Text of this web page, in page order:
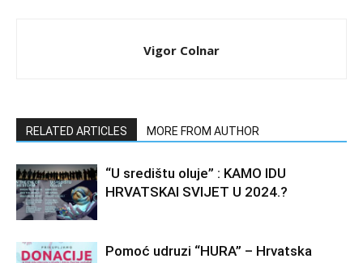
Vigor Colnar
RELATED ARTICLES MORE FROM AUTHOR
“U središtu oluje” : KAMO IDU
HRVATSKAI SVIJET U 2024.?
Pomoć udruzi “HURA” – Hrvatska